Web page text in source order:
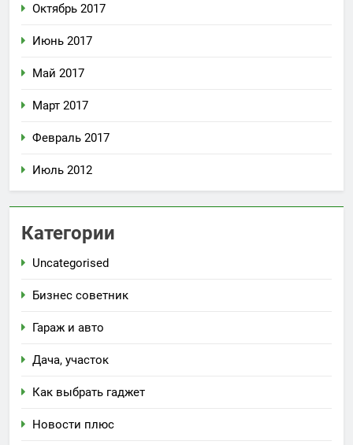
Октябрь 2017
Июнь 2017
Май 2017
Март 2017
Февраль 2017
Июль 2012
Категории
Uncategorised
Бизнес советник
Гараж и авто
Дача, участок
Как выбрать гаджет
Новости плюс